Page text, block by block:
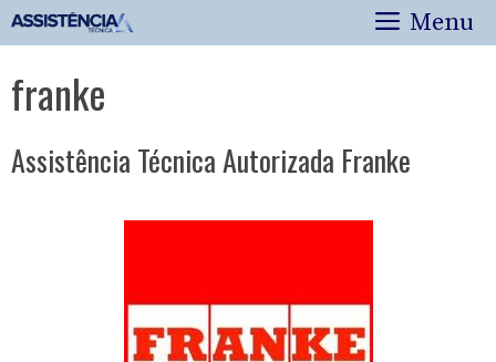
Pular
para
conteúdo
Menu
franke
Assistência Técnica Autorizada Franke